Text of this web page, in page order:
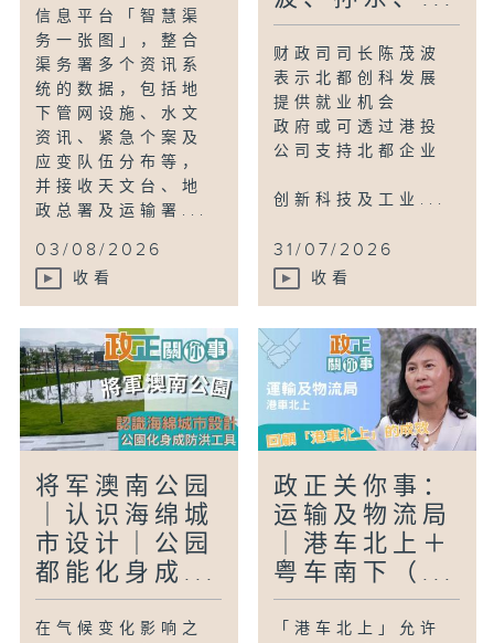
信息平台「智慧渠
务一张图」，整合
渠务署多个资讯系
统的数据，包括地
下管网设施、水文
资讯、紧急个案及
应变队伍分布等，
并接收天文台、地
政总署及运输署...
03/08/2026
收看
财政司司长陈茂波
表示北都创科发展
提供就业机会
政府或可透过港投
公司支持北都企业
创新科技及工业...
31/07/2026
收看
将军澳南公园
｜认识海绵城
市设计｜公园
都能化身成...
在气候变化影响之
政正关你事：
运输及物流局
｜港车北上＋
粤车南下（...
「港车北上」允许